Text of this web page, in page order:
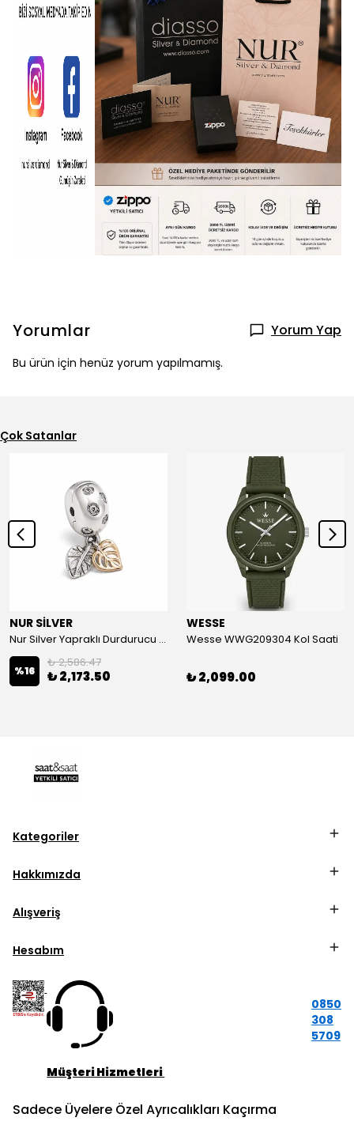
Yorumlar Yorum Yap
Bu ürün için henüz yorum yapılmamış.
Çok Satanlar
NUR SİLVER
Nur Silver Yapraklı Durdurucu Gümüş Charm - NUR-CM00501
%16
₺ 2,586.47
₺ 2,173.50
WESSE
Wesse WWG209304 Kol Saati
₺ 2,099.00
Kategoriler
Hakkımızda
Alışveriş
Hesabım
Müşteri Hizmetleri
0850
308
5709
Sadece Üyelere Özel Ayrıcalıkları Kaçırma